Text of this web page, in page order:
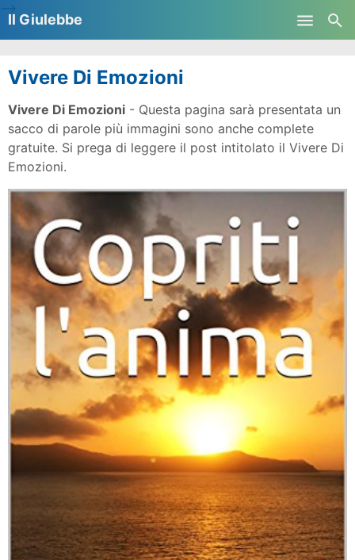
Il Giulebbe
Vivere Di Emozioni
Vivere Di Emozioni - Questa pagina sarà presentata un
sacco di parole più immagini sono anche complete
gratuite. Si prega di leggere il post intitolato il Vivere Di
Emozioni.